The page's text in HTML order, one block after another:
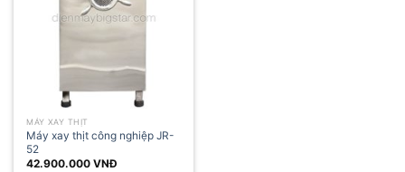
MÁY XAY THỊT
Máy xay thịt công nghiệp JR-
52
42.900.000VNĐ